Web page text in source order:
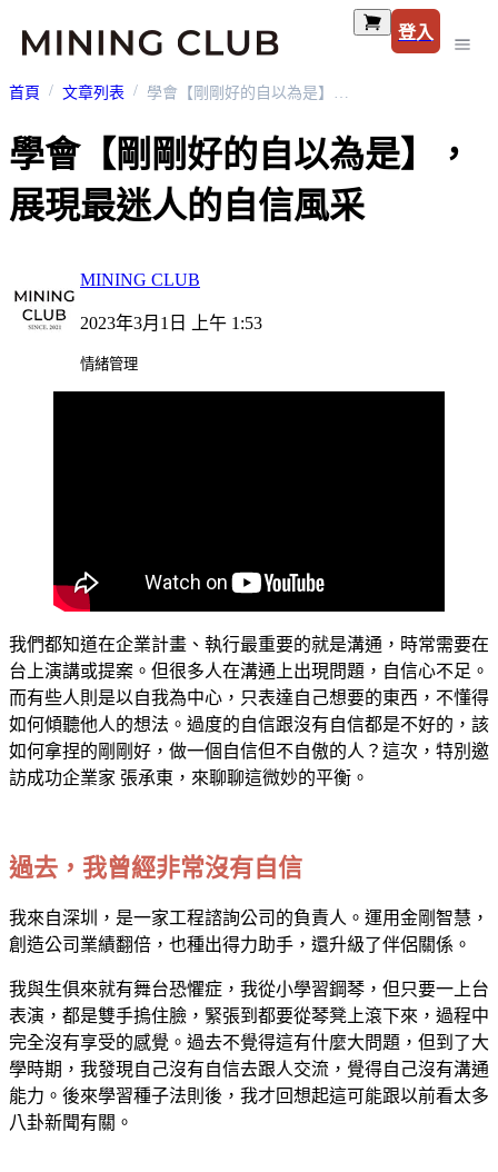
登入
首頁 文章列表 學會【剛剛好的自以為是】，展現最迷人的自信風采
學會【剛剛好的自以為是】，
展現最迷人的自信風采
MINING CLUB
2023年3月1日 上午 1:53
情緒管理
我們都知道在企業計畫、執行最重要的就是溝通，時常需要在
台上演講或提案。但很多人在溝通上出現問題，自信心不足。
而有些人則是以自我為中心，只表達自己想要的東西，不懂得
如何傾聽他人的想法。過度的自信跟沒有自信都是不好的，該
如何拿捏的剛剛好，做一個自信但不自傲的人？這次，特別邀
訪成功企業家 張承東，來聊聊這微妙的平衡。
過去，我曾經非常沒有自信
我來自深圳，是一家工程諮詢公司的負責人。運用金剛智慧，
創造公司業績翻倍，也種出得力助手，還升級了伴侶關係。
我與生俱來就有舞台恐懼症，我從小學習鋼琴，但只要一上台
表演，都是雙手摀住臉，緊張到都要從琴凳上滾下來，過程中
完全沒有享受的感覺。過去不覺得這有什麼大問題，但到了大
學時期，我發現自己沒有自信去跟人交流，覺得自己沒有溝通
能力。後來學習種子法則後，我才回想起這可能跟以前看太多
八卦新聞有關。